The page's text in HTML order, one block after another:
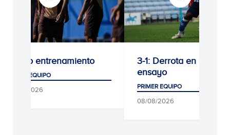
entrenamiento
EQUIPO
08/2026
3-1: Derrota en el último
ensayo
PRIMER EQUIPO
08/08/2026